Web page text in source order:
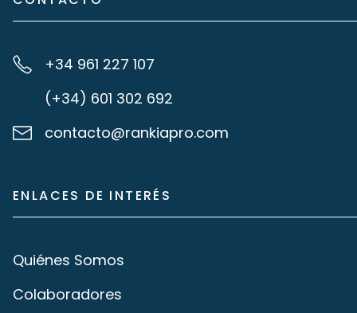
+34 961 227 107
(+34) 601 302 692
contacto@rankiapro.com
ENLACES DE INTERÉS
Quiénes Somos
Colaboradores